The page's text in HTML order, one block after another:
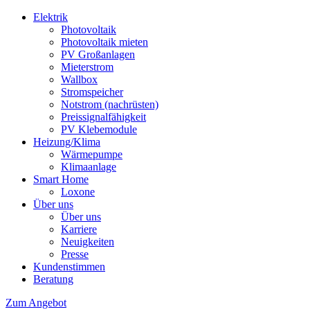
Elektrik
Photovoltaik
Photovoltaik mieten
PV Großanlagen
Mieterstrom
Wallbox
Stromspeicher
Notstrom (nachrüsten)
Preissignalfähigkeit
PV Klebemodule
Heizung/Klima
Wärmepumpe
Klimaanlage
Smart Home
Loxone
Über uns
Über uns
Karriere
Neuigkeiten
Presse
Kundenstimmen
Beratung
Zum Angebot